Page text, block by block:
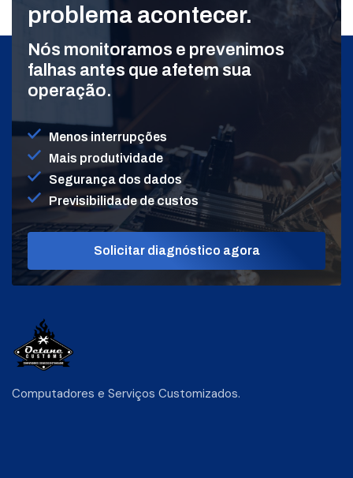
problema acontecer.
Nós monitoramos e prevenimos
falhas antes que afetem sua
operação.
Menos interrupções
Mais produtividade
Segurança dos dados
Previsibilidade de custos
Solicitar diagnóstico agora
Computadores e Serviços Customizados.